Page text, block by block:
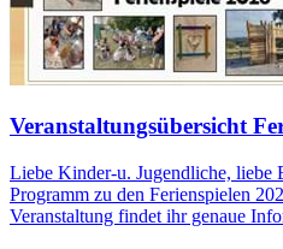
Veranstaltungsübersicht
Liebe Kinder-u. Jugendliche, liebe
Programm zu den Ferienspielen
Veranstaltung findet ihr genaue